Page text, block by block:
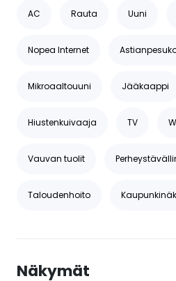
AC Rauta Uuni
Nopea Internet
Mikroaaltouuni Jääkaappi
Hiustenkuivaaja TV
Vauvan tuolit
Taloudenhoito
Näkymät